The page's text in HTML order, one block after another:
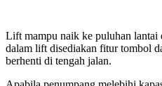
Lift mampu naik ke puluhan lantai
dalam lift disediakan fitur tombol
berhenti di tengah jalan.